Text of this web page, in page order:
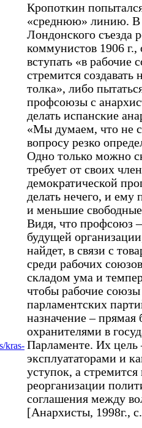
Кропоткин
«среднюю» линию. В
Лондонского съезда
коммунистов 1906 г.,
вступать «в
стремится
толка», либо
профсоюзы с
делать испанские
«Мы думаем, что не
вопросу резко
Одно только можно
требует от своих
демократической
делать нечего, и ему
и меньшие
Видя, что профсоюз
будущей
найдет, в связи с
среди рабочих
складом ума и
чтобы рабочие
парламентских
назначение – прямая
охранителями в
Парламенте. Их цель
эксплуататорами и
уступок, а
реорганизации
соглашения между
[Анархисты, 1998г.,